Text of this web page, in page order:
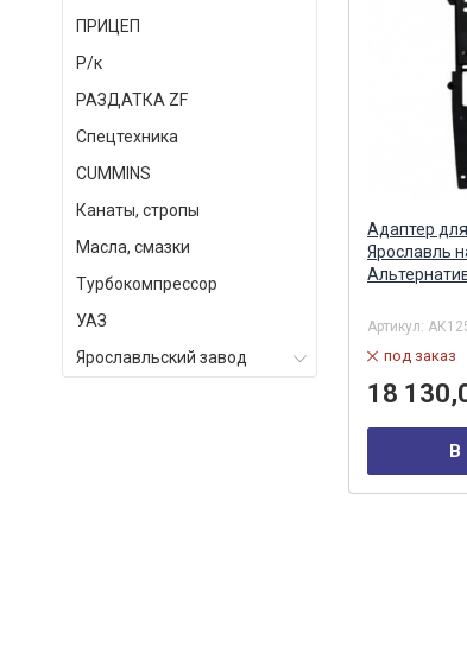
ПРИЦЕП
Р/к
РАЗДАТКА ZF
Спецтехника
СUMMINS
Канаты, стропы
Масла, смазки
Турбокомпрессор
УАЗ
Ярославльский завод
Евро-4 Common Rail АЗПИ (ан.
0445228006 BOSCH) АЗПИ ОАО,
Барнаул
Артикул:
в наличии
Адаптер
Ярославль
Артикул:
под заказ
18
В